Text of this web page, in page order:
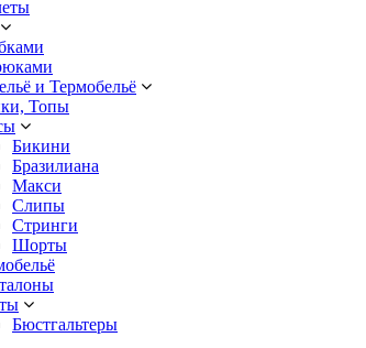
и Термобельё
Топы
Бикини
Бразилиана
Макси
Слипы
Стринги
Шорты
Бюстгальтеры